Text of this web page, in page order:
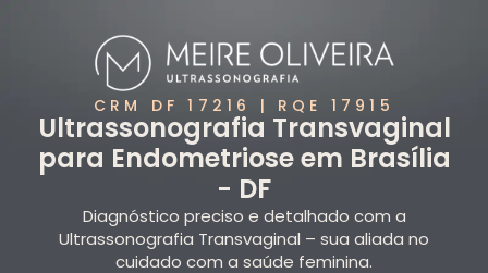
CRM DF 17216 | RQE 17915
Ultrassonografia Transvaginal
para Endometriose em Brasília
- DF
Diagnóstico preciso e detalhado com a
Ultrassonografia Transvaginal – sua aliada no
cuidado com a saúde feminina.